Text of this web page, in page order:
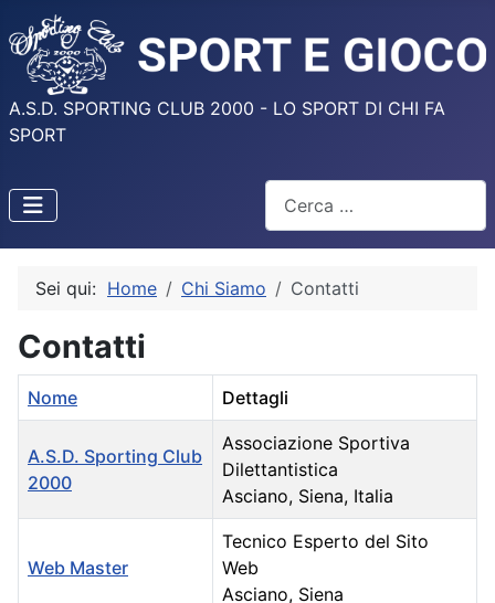
A.S.D. SPORTING CLUB 2000 - LO SPORT DI CHI FA
SPORT
Sei qui: Home Chi Siamo Contatti
Contatti
Nome Dettagli
A.S.D. Sporting Club
2000
Associazione Sportiva
Dilettantistica
Asciano, Siena, Italia
Web Master
Tecnico Esperto del Sito
Web
Asciano, Siena